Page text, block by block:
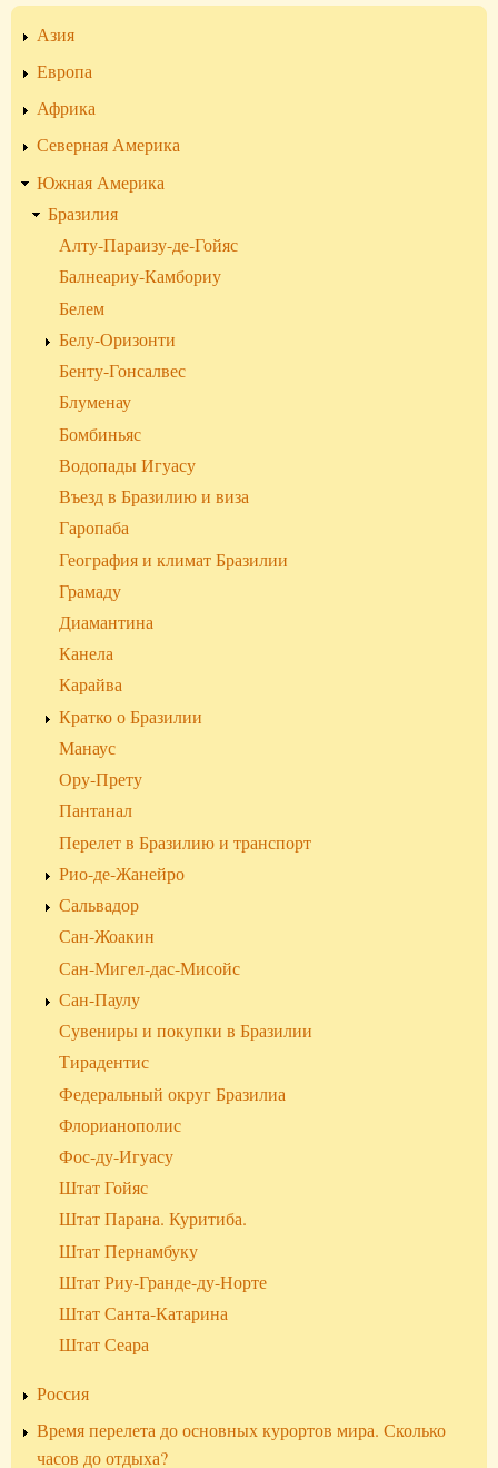
Бразилия
Азия
Европа
Африка
Северная Америка
Южная Америка
Бразилия
Алту-Параизу-де-Гойяс
Балнеариу-Камбориу
Белем
Белу-Оризонти
Бенту-Гонсалвес
Блуменау
Бомбиньяс
Водопады Игуасу
Въезд в Бразилию и виза
Гаропаба
География и климат Бразилии
Грамаду
Диамантина
Канела
Карайва
Кратко о Бразилии
Манаус
Ору-Прету
Пантанал
Перелет в Бразилию и транспорт
Рио-де-Жанейро
Сальвадор
Сан-Жоакин
Сан-Мигел-дас-Мисойс
Сан-Паулу
Сувениры и покупки в Бразилии
Тирадентис
Федеральный округ Бразилиа
Флорианополис
Фос-ду-Игуасу
Штат Гойяс
Штат Парана. Куритиба.
Штат Пернамбуку
Штат Риу-Гранде-ду-Норте
Штат Санта-Катарина
Штат Сеара
Россия
Время перелета до основных курортов мира. Сколько
часов до отдыха?